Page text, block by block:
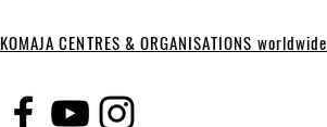
KOMAJA CENTRES & ORGANISATIONS worldwide